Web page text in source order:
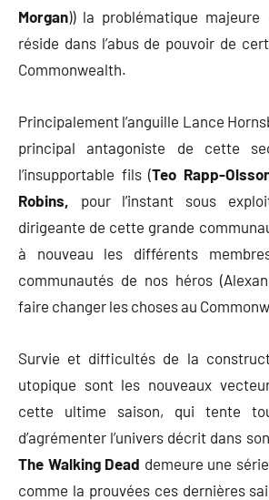
Morgan)) la problématique
réside dans l’abus de pouvoir de
Commonwealth.
Principalement l’anguille Lance
principal antagoniste de cette
l’insupportable fils (Teo Rapp-
Robins,
pour l’instant sous
dirigeante de cette grande
à nouveau les différents
communautés de nos héros
faire changer les choses au
Survie et difficultés de la
utopique sont les nouveaux
cette ultime saison, qui tente
d’agrémenter l’univers décrit dans
The Walking Dead demeure une
comme la prouvées ces dernières